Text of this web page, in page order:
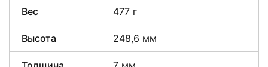
Вес 477 г
Высота 248,6 мм